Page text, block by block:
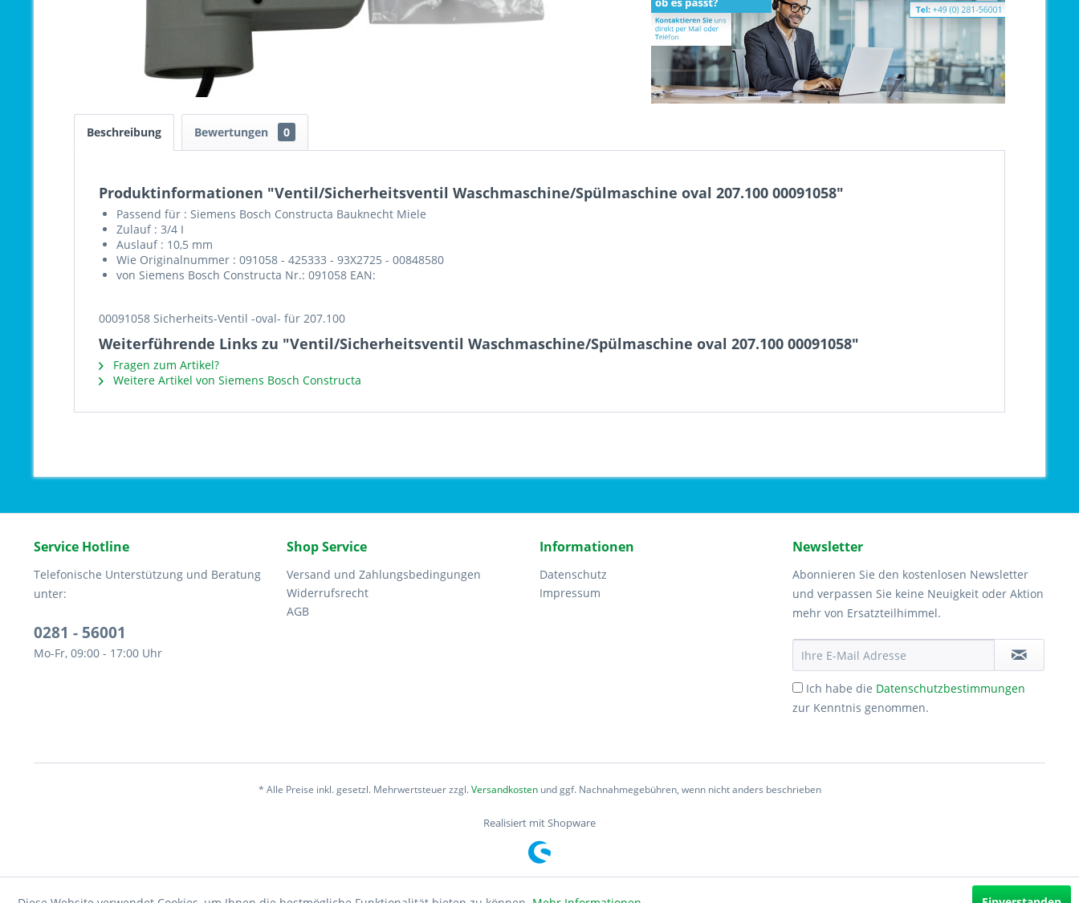
Beschreibung Bewertungen 0
Produktinformationen "Ventil/Sicherheitsventil Waschmaschine/Spülmaschine oval 207.100 00091058"
Passend für : Siemens Bosch Constructa Bauknecht Miele
Zulauf : 3/4 I
Auslauf : 10,5 mm
Wie Originalnummer : 091058 - 425333 - 93X2725 - 00848580
von Siemens Bosch Constructa Nr.: 091058 EAN:
00091058 Sicherheits-Ventil -oval- für 207.100
Weiterführende Links zu "Ventil/Sicherheitsventil Waschmaschine/Spülmaschine oval 207.100 00091058"
Fragen zum Artikel?
Weitere Artikel von Siemens Bosch Constructa
Service Hotline
Telefonische Unterstützung und Beratung
unter:
0281 - 56001
Mo-Fr, 09:00 - 17:00 Uhr
Shop Service
Versand und Zahlungsbedingungen
Widerrufsrecht
AGB
Informationen
Datenschutz
Impressum
Newsletter
Abonnieren Sie den kostenlosen Newsletter
und verpassen Sie keine Neuigkeit oder Aktion
mehr von Ersatzteilhimmel.
Ich habe die Datenschutzbestimmungen
zur Kenntnis genommen.
* Alle Preise inkl. gesetzl. Mehrwertsteuer zzgl.Versandkostenund ggf. Nachnahmegebühren, wenn nicht anders beschrieben
Realisiert mit Shopware